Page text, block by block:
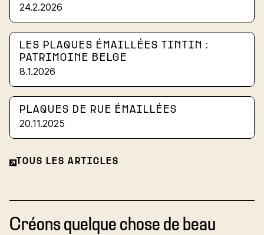
TOUS LES ARTICLES
24.2.2026
LES PLAQUES ÉMAILLÉES TINTIN :
PATRIMOINE BELGE
8.1.2026
PLAQUES DE RUE ÉMAILLÉES
20.11.2025
Créons quelque chose de beau